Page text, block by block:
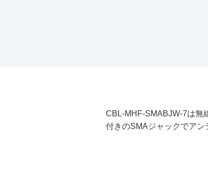
CBL-MHF-SMABJW-7は無
付きのSMAジャックでアン